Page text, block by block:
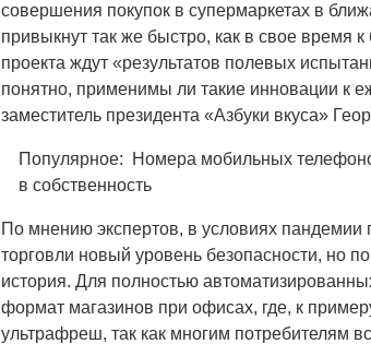
совершения покупок в супермаркетах в
привыкнут так же быстро, как в свое время
проекта ждут «результатов полевых
понятно, применимы ли такие инновации к
заместитель президента «Азбуки вкуса»
Популярное:
Номера мобильных
в собственность
По мнению экспертов, в условиях пандемии
торговли новый уровень безопасности, но
история. Для полностью
формат магазинов при офисах, где, к
ультрафреш, так как многим потребителям